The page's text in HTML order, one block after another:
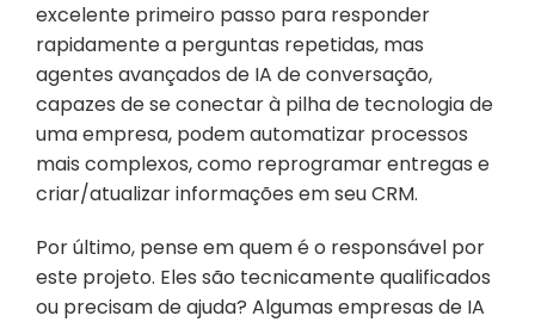
excelente primeiro passo para responder
rapidamente a perguntas repetidas, mas
agentes avançados de IA de conversação,
capazes de se conectar à pilha de tecnologia de
uma empresa, podem automatizar processos
mais complexos, como reprogramar entregas e
criar/atualizar informações em seu CRM.
Por último, pense em quem é o responsável por
este projeto. Eles são tecnicamente qualificados
ou precisam de ajuda? Algumas empresas de IA